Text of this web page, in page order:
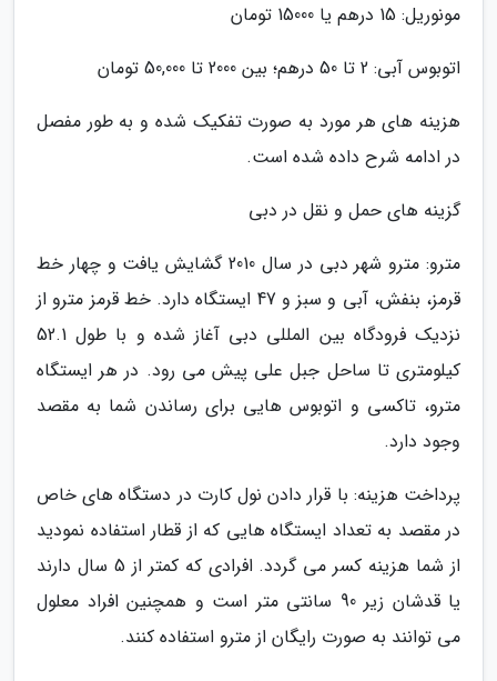
مونوریل: 15 درهم یا 15000 تومان
اتوبوس آبی: 2 تا 50 درهم؛ بین 2000 تا 50,000 تومان
هزینه های هر مورد به صورت تفکیک شده و به طور مفصل
در ادامه شرح داده شده است.
گزینه های حمل و نقل در دبی
مترو: مترو شهر دبی در سال 2010 گشایش یافت و چهار خط
قرمز، بنفش، آبی و سبز و 47 ایستگاه دارد. خط قرمز مترو از
نزدیک فرودگاه بین المللی دبی آغاز شده و با طول 52.1
کیلومتری تا ساحل جبل علی پیش می رود. در هر ایستگاه
مترو، تاکسی و اتوبوس هایی برای رساندن شما به مقصد
وجود دارد.
پرداخت هزینه: با قرار دادن نول کارت در دستگاه های خاص
در مقصد به تعداد ایستگاه هایی که از قطار استفاده نمودید
از شما هزینه کسر می گردد. افرادی که کمتر از 5 سال دارند
یا قدشان زیر 90 سانتی متر است و همچنین افراد معلول
می توانند به صورت رایگان از مترو استفاده کنند.